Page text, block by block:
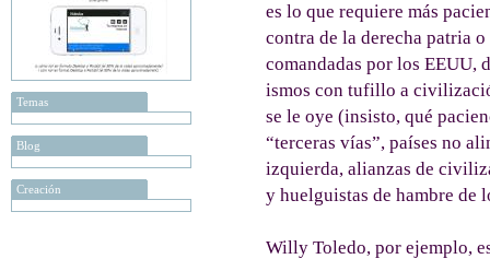
Temas
Blog
Creación
es lo que requiere más
contra de la derecha patria
comandadas por los EEUU,
ismos con tufillo a
se le oye (insisto, qué
“terceras vías”, países no
izquierda, alianzas de
y huelguistas de hambre de
Willy Toledo, por ejemplo,